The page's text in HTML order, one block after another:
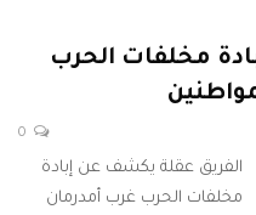
مخلفات الحرب
الفريق عقلة يكشف عن إبادة
مخلفات الحرب غرب أمدرمان